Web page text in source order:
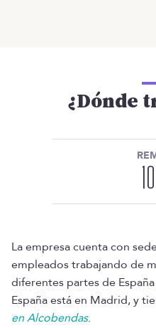
¿Dónde
La empresa cuenta con
empleados trabajando de
diferentes partes de
España está en Madrid, y
en Alcobendas.